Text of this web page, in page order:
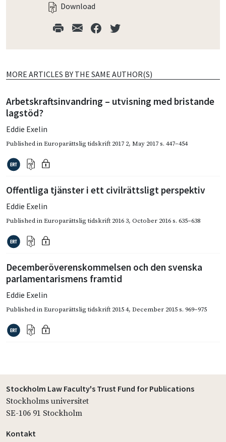
Download
MORE ARTICLES BY THE SAME AUTHOR(S)
Arbetskraftsinvandring – utvisning med bristande
lagstöd?
Eddie Exelin
Published inEuroparättslig tidskrift 2017 2, May 2017s. 447–454
Offentliga tjänster i ett civilrättsligt perspektiv
Eddie Exelin
Published inEuroparättslig tidskrift 2016 3, October 2016s. 635–638
Decemberöverenskommelsen och den svenska
parlamentarismens framtid
Eddie Exelin
Published inEuroparättslig tidskrift 2015 4, December 2015s. 969–975
Stockholm Law Faculty's Trust Fund for Publications
Stockholms universitet
SE-106 91 Stockholm
Kontakt